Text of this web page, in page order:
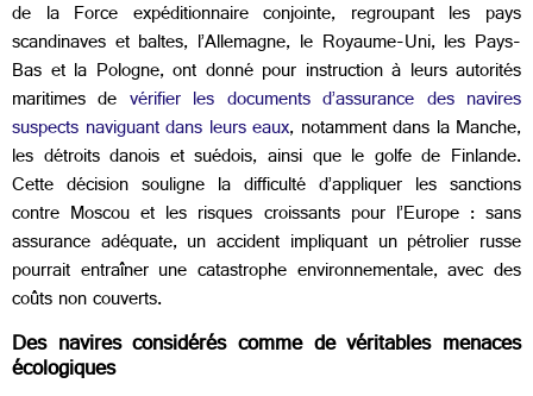
de la Force expéditionnaire conjointe, regroupant les pays
scandinaves et baltes, l’Allemagne, le Royaume-Uni, les Pays-
Bas et la Pologne, ont donné pour instruction à leurs autorités
maritimes de vérifier les documents d’assurance des navires
suspects naviguant dans leurs eaux, notamment dans la Manche,
les détroits danois et suédois, ainsi que le golfe de Finlande.
Cette décision souligne la difficulté d’appliquer les sanctions
contre Moscou et les risques croissants pour l’Europe : sans
assurance adéquate, un accident impliquant un pétrolier russe
pourrait entraîner une catastrophe environnementale, avec des
coûts non couverts.
Des navires considérés comme de véritables menaces
écologiques